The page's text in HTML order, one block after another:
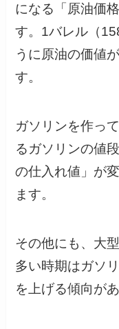
になる「原油価
す。1バレル（
うに原油の価値
す。
ガソリンを作っ
るガソリンの値
の仕入れ値」が
ます。
その他にも、大
多い時期はガソ
を上げる傾向があ